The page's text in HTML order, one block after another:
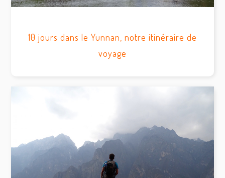
10 jours dans le Yunnan, notre itinéraire de
voyage